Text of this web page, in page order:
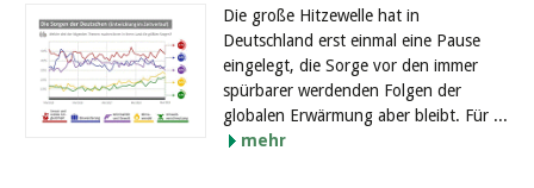
Die große Hitzewelle hat in
Deutschland erst einmal eine Pause
eingelegt, die Sorge vor den immer
spürbarer werdenden Folgen der
globalen Erwärmung aber bleibt. Für ...
mehr